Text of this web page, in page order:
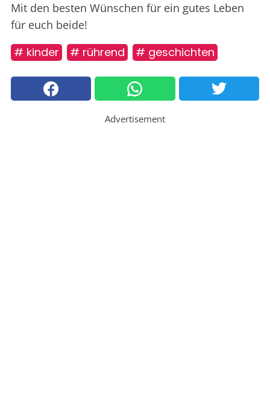
Mit den besten Wünschen für ein gutes Leben
für euch beide!
# kinder # rührend # geschichten
Advertisement